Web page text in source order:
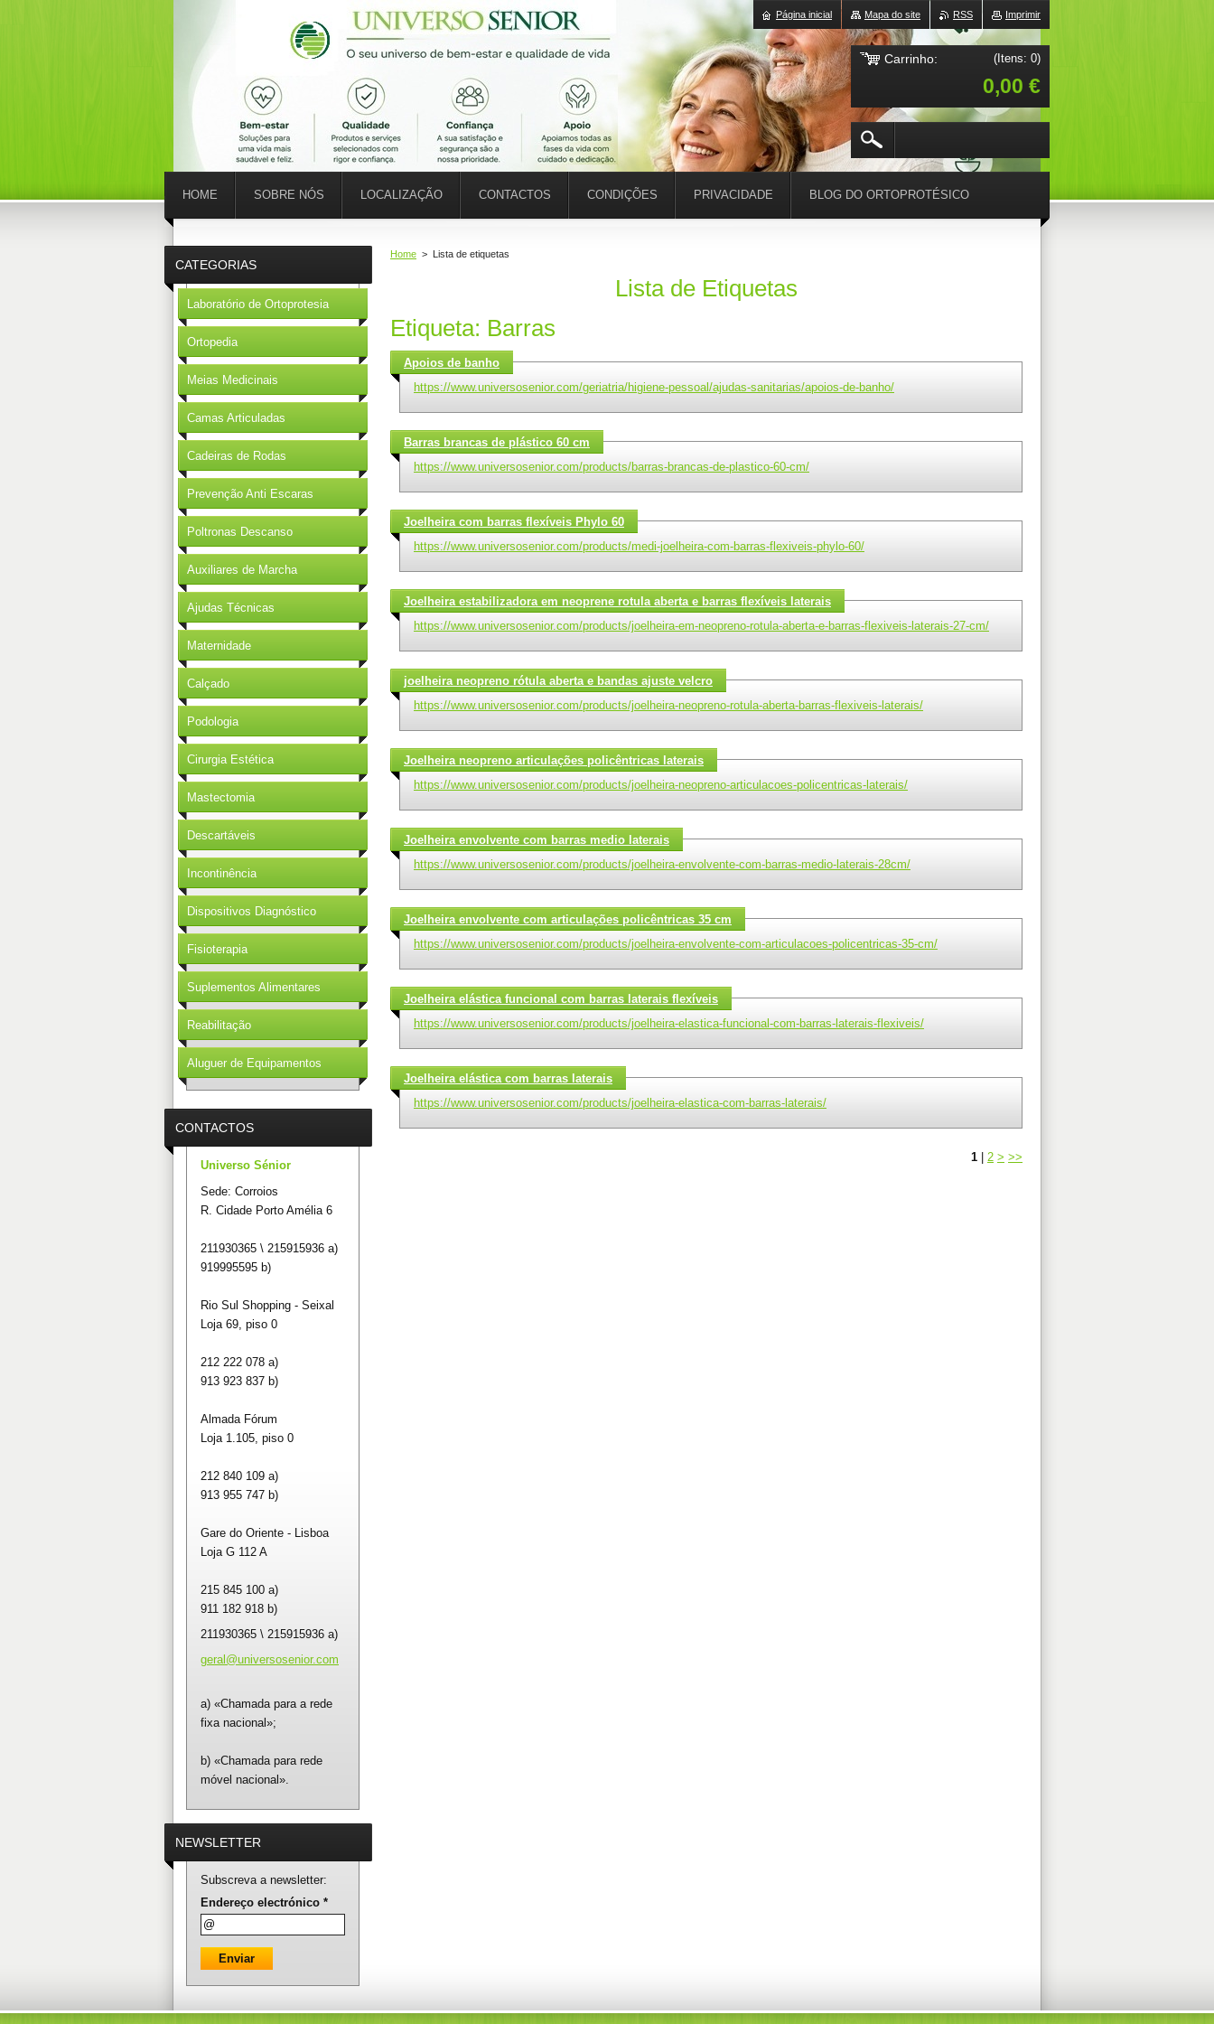
Home > Lista de etiquetas
Lista de Etiquetas
Etiqueta: Barras
Apoios de banho
https://www.universosenior.com/geriatria/higiene-pessoal/ajudas-sanitarias/apoios-de-banho/
Barras brancas de plástico 60 cm
https://www.universosenior.com/products/barras-brancas-de-plastico-60-cm/
Joelheira com barras flexíveis Phylo 60
https://www.universosenior.com/products/medi-joelheira-com-barras-flexiveis-phylo-60/
Joelheira estabilizadora em neoprene rotula aberta e barras flexíveis laterais
https://www.universosenior.com/products/joelheira-em-neopreno-rotula-aberta-e-barras-flexiveis-laterais-27-cm/
joelheira neopreno rótula aberta e bandas ajuste velcro
https://www.universosenior.com/products/joelheira-neopreno-rotula-aberta-barras-flexiveis-laterais/
Joelheira neopreno articulações policêntricas laterais
https://www.universosenior.com/products/joelheira-neopreno-articulacoes-policentricas-laterais/
Joelheira envolvente com barras medio laterais
https://www.universosenior.com/products/joelheira-envolvente-com-barras-medio-laterais-28cm/
Joelheira envolvente com articulações policêntricas 35 cm
https://www.universosenior.com/products/joelheira-envolvente-com-articulacoes-policentricas-35-cm/
Joelheira elástica funcional com barras laterais flexíveis
https://www.universosenior.com/products/joelheira-elastica-funcional-com-barras-laterais-flexiveis/
Joelheira elástica com barras laterais
https://www.universosenior.com/products/joelheira-elastica-com-barras-laterais/
1 2 > >>
CATEGORIAS
Laboratório de Ortoprotesia
Ortopedia
Meias Medicinais
Camas Articuladas
Cadeiras de Rodas
Prevenção Anti Escaras
Poltronas Descanso
Auxiliares de Marcha
Ajudas Técnicas
Maternidade
Calçado
Podologia
Cirurgia Estética
Mastectomia
Descartáveis
Incontinência
Dispositivos Diagnóstico
Fisioterapia
Suplementos Alimentares
Reabilitação
Aluguer de Equipamentos
CONTACTOS
Universo Sénior
Sede: Corroios
R. Cidade Porto Amélia 6
211930365 \ 215915936 a)
919995595 b)
Rio Sul Shopping - Seixal
Loja 69, piso 0
212 222 078 a)
913 923 837 b)
Almada Fórum
Loja 1.105, piso 0
212 840 109 a)
913 955 747 b)
Gare do Oriente - Lisboa
Loja G 112 A
215 845 100 a)
911 182 918 b)
211930365 \ 215915936 a)
geral@universosenior.com
a) «Chamada para a rede
fixa nacional»;
b) «Chamada para rede
móvel nacional».
NEWSLETTER
Subscreva a newsletter:
Endereço electrónico *
HOME SOBRE NÓS LOCALIZAÇÃO CONTACTOS CONDIÇÕES PRIVACIDADE BLOG DO ORTOPROTÉSICO
Imprimir
RSS
Mapa do site
Página inicial
Carrinho: (Itens: 0)
0,00 €